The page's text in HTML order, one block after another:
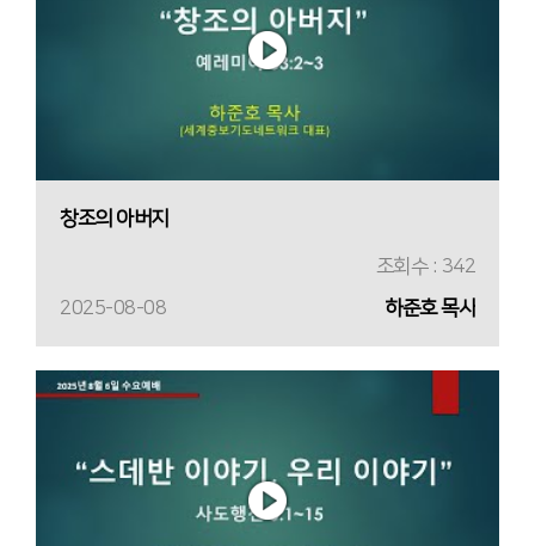
창조의 아버지
조회수 : 342
2025-08-08
하준호 목사